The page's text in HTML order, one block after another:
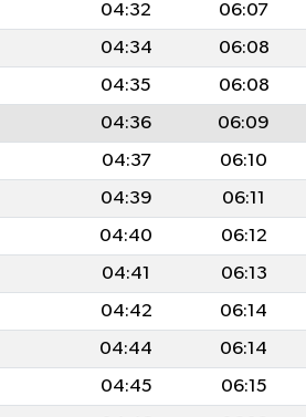
04:32 06:07
04:34 06:08
04:35 06:08
04:36 06:09
04:37 06:10
04:39 06:11
04:40 06:12
04:41 06:13
04:42 06:14
04:44 06:14
04:45 06:15